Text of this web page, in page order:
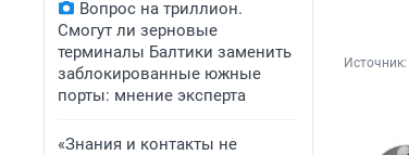
Вопрос на триллион.
Смогут ли зерновые
терминалы Балтики заменить
заблокированные южные
порты: мнение эксперта
«Знания и контакты не
Источник: